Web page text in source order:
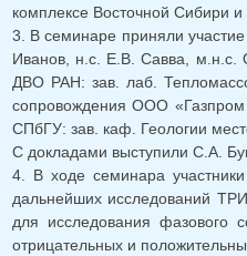
комплексе Восточной Сибири
3. В семинаре приняли
Иванов, н.с. Е.В. Савва,
ДВО РАН: зав. лаб.
сопровождения ООО «Газпром
СПбГУ: зав. каф. Геологии
С докладами выступили С.А.
4. В ходе семинара
дальнейших исследований
для исследования фазового
отрицательных и